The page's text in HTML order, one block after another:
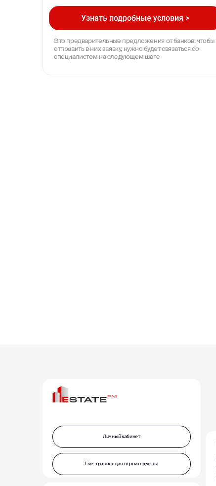
Узнать подробные условия >
Это предварительные предложения от банков, чтобы
отправить в них заявку, нужно будет связаться со
специалистом на следующем шаге
Личный кабинет
Live-трансляция строительства